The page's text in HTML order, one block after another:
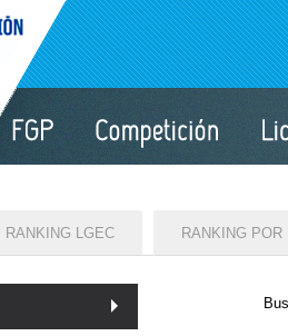
RANKING LGEC RANKING POR